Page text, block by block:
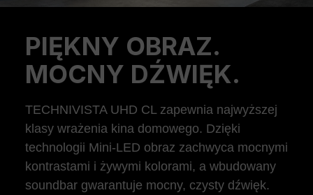
PIĘKNY OBRAZ.
MOCNY DŹWIĘK.
TECHNIVISTA UHD CL zapewnia najwyższej
klasy wrażenia kina domowego. Dzięki
technologii Mini-LED obraz zachwyca mocnymi
kontrastami i żywymi kolorami, a wbudowany
soundbar gwarantuje mocny, czysty dźwięk.
Previous